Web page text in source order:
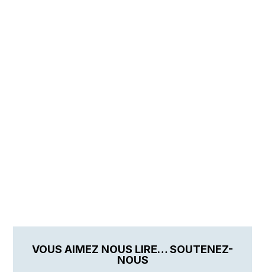
VOUS AIMEZ NOUS LIRE… SOUTENEZ-
NOUS